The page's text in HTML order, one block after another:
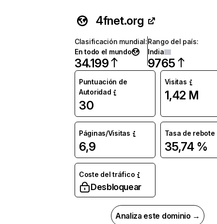
4fnet.org
Clasificación mundial:
En todo el mundo
34.199
Rango del país:
India
9765
Puntuación de
Autoridad
30
Visitas
1,42 M
Páginas/Visitas
6,9
Tasa de rebote
35,74 %
Coste del tráfico
Desbloquear
Analiza este dominio →